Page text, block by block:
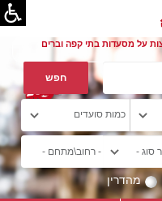
על מסעדות בתי קפה וברים
מהדרין